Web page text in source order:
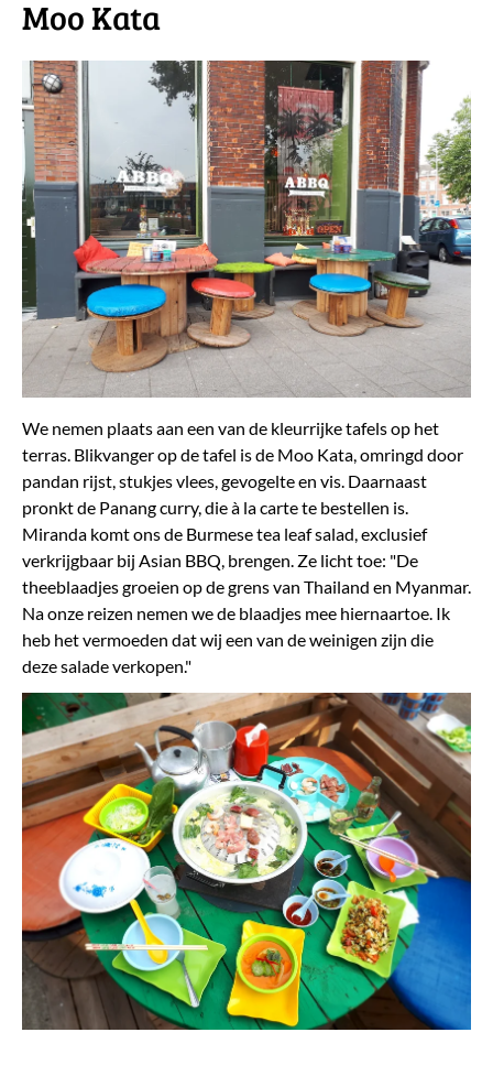
Moo Kata
We nemen plaats aan een van de kleurrijke tafels op het
terras. Blikvanger op de tafel is de Moo Kata, omringd door
pandan rijst, stukjes vlees, gevogelte en vis. Daarnaast
pronkt de Panang curry, die à la carte te bestellen is.
Miranda komt ons de Burmese tea leaf salad, exclusief
verkrijgbaar bij Asian BBQ, brengen. Ze licht toe: "De
theeblaadjes groeien op de grens van Thailand en Myanmar.
Na onze reizen nemen we de blaadjes mee hiernaartoe. Ik
heb het vermoeden dat wij een van de weinigen zijn die
deze salade verkopen."